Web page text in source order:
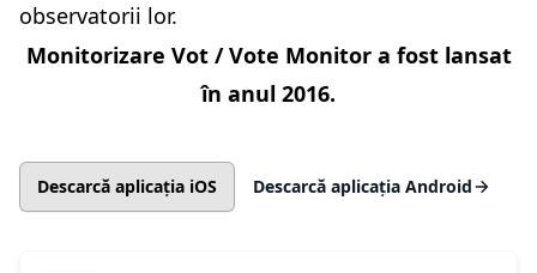
observatorii lor.
Monitorizare Vot / Vote Monitor a fost lansat
în anul 2016.
Descarcă aplicația iOS Descarcă aplicația Android